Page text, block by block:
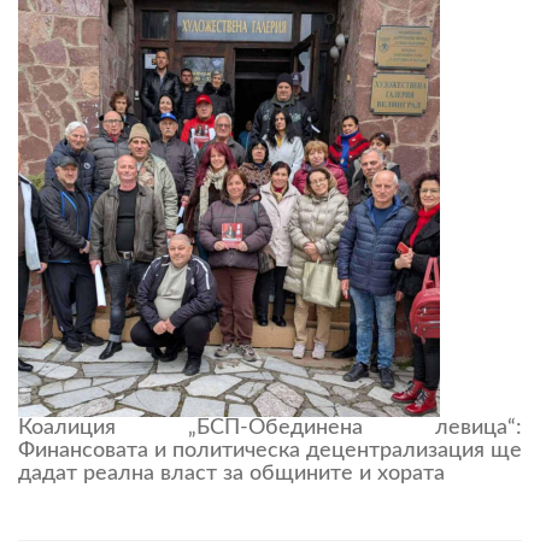
Коалиция „БСП-Обединена левица“:
Финансовата и политическа децентрализация ще
дадат реална власт за общините и хората